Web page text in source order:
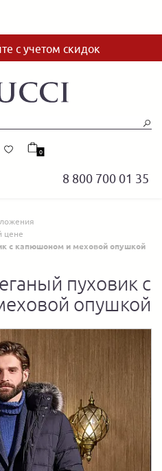
с учетом скидок
8 800 700 01 35
0
цене
с капюшоном и меховой опушкой
пуховик с
опушкой